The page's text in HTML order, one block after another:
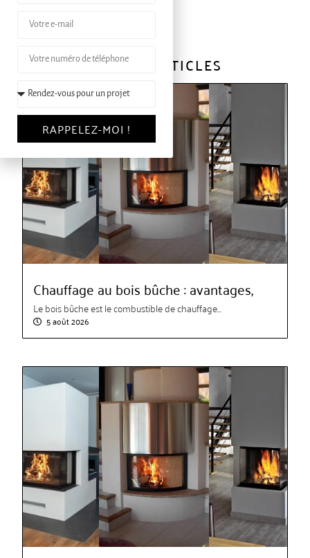
AUTRES ARTICLES
Chauffage au bois bûche : avantages,
Le bois bûche est le combustible de chauffage...
5 août 2026
RAPPELEZ-MOI !